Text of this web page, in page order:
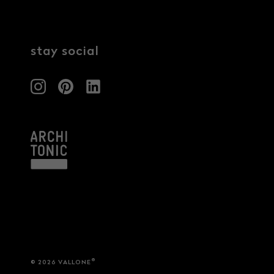
stay social
© 2026 VALLONE ®